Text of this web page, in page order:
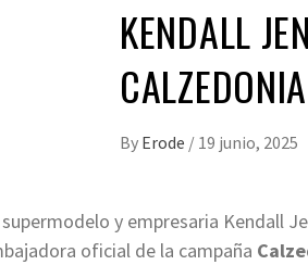
KENDALL
By Erode / 19 junio, 2025
supermodelo y empresaria Kendall
oficial de la campaña